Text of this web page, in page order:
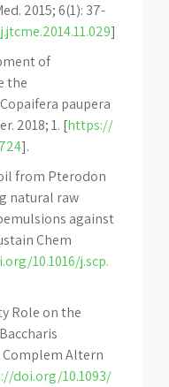
2015; 6(1): 37-
]
of
the
paupera
2018; 1. [https://
].
from Pterodon
natural raw
against
Chem
10.1016/j.scp.
Role on the
Complem Altern
doi.org/10.1093/